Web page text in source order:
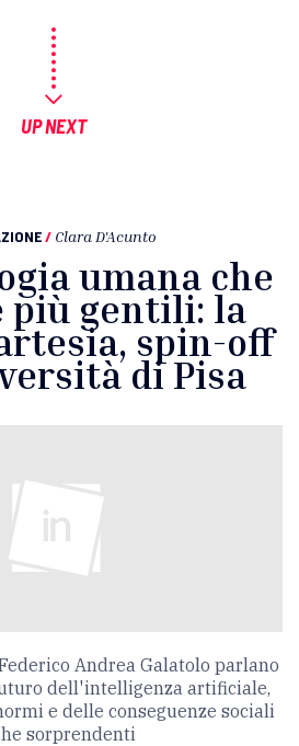
UP NEXT
/ Clara D'Acunto
umana che
più gentili: la
spin-off
di Pisa
Andrea Galatolo parlano
dell'intelligenza artificiale,
e delle conseguenze sociali
sorprendenti